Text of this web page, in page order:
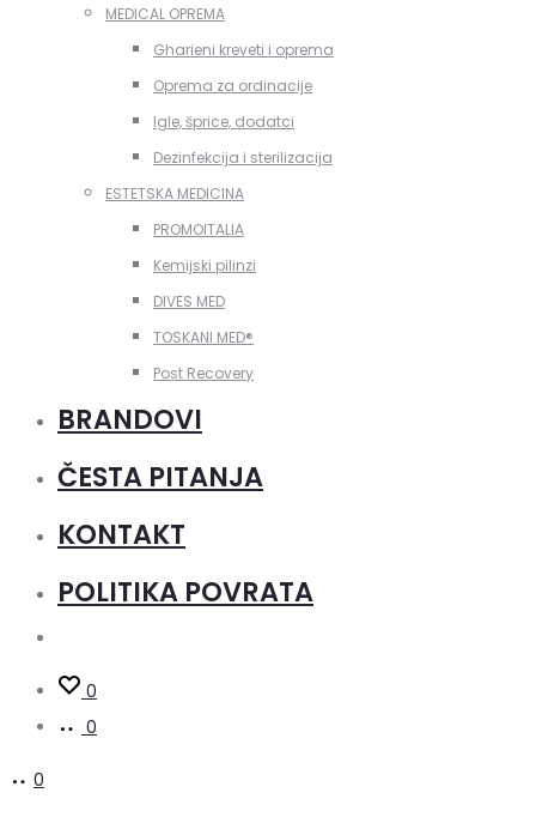
MEDICAL OPREMA
Gharieni kreveti i oprema
Oprema za ordinacije
Igle, šprice, dodatci
Dezinfekcija i sterilizacija
ESTETSKA MEDICINA
PROMOITALIA
Kemijski pilinzi
DIVES MED
TOSKANI MED®️
Post Recovery
BRANDOVI
ČESTA PITANJA
KONTAKT
POLITIKA POVRATA
0
0
0